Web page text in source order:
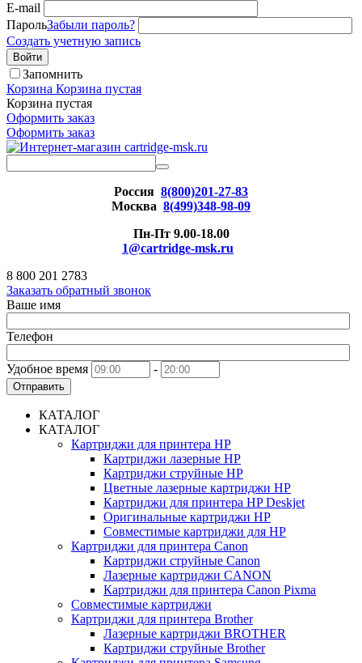
E-mail
ПарольЗабыли пароль?
Создать учетную запись
Войти
Запомнить
Корзина Корзина пустая
Корзина пустая
Оформить заказ
Оформить заказ
Россия 8(800)201-27-83
Москва 8(499)348-98-09
Пн-Пт 9.00-18.00
1@cartridge-msk.ru
8 800 201 2783
Заказать обратный звонок
Ваше имя
Телефон
Удобное время -
Отправить
КАТАЛОГ
КАТАЛОГ
Картриджи для принтера HP
Картриджи лазерные HP
Картриджи струйные HP
Цветные лазерные картриджи HP
Картриджи для принтера HP Deskjet
Оригинальные картриджи HP
Совместимые картриджи для HP
Картриджи для принтера Canon
Картриджи струйные Canon
Лазерные картриджи CANON
Картриджи для принтера Canon Pixma
Совместимые картриджи
Картриджи для принтера Brother
Лазерные картриджи BROTHER
Картриджи струйные Brother